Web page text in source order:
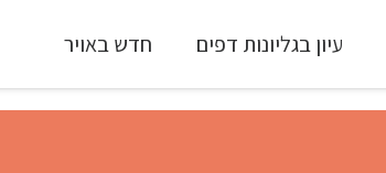
עיון בגליונות דפים חדש באויר